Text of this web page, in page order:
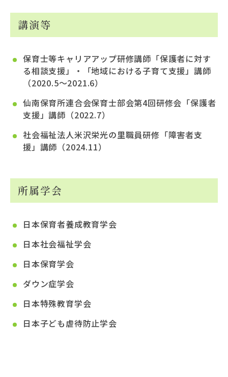
講演等
保育士等キャリアアップ研修講師「保護者に対す
る相談支援」・「地域における子育て支援」講師
（2020.5～2021.6）
仙南保育所連合会保育士部会第4回研修会「保護者
支援」講師（2022.7）
社会福祉法人米沢栄光の里職員研修「障害者支
援」講師（2024.11）
所属学会
日本保育者養成教育学会
日本社会福祉学会
日本保育学会
ダウン症学会
日本特殊教育学会
日本子ども虐待防止学会